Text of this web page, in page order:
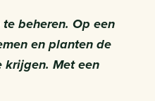
beheren. Op een
en planten de
krijgen. Met een